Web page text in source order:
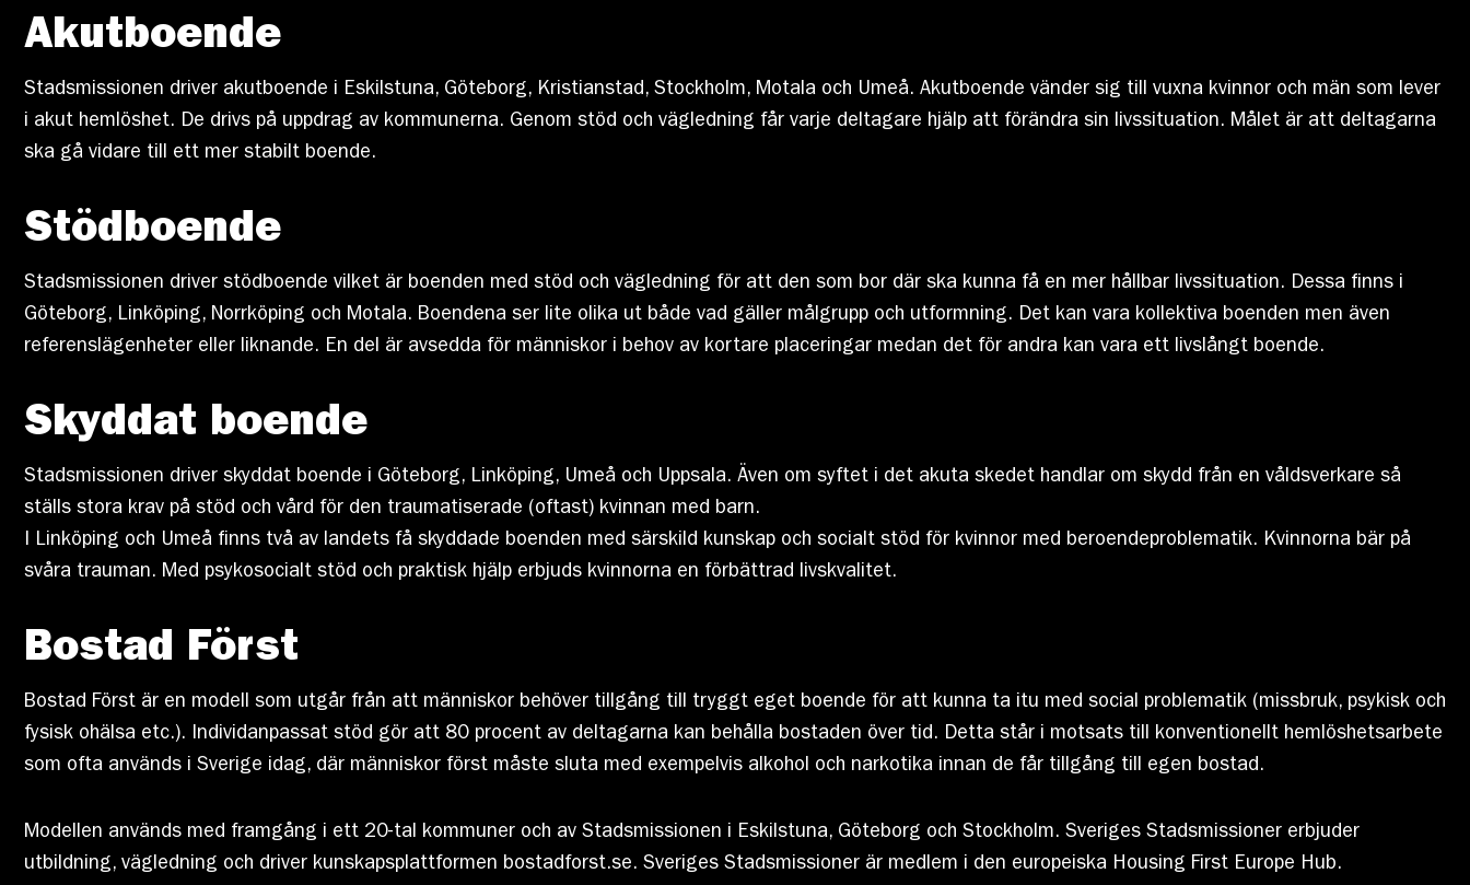
Akutboende
Stadsmissionen driver akutboende i Eskilstuna, Göteborg, Kristianstad, Stockholm, Motala och Umeå. Akutboende vänder sig till vuxna kvinnor och män som lever
i akut hemlöshet. De drivs på uppdrag av kommunerna. Genom stöd och vägledning får varje deltagare hjälp att förändra sin livssituation. Målet är att deltagarna
ska gå vidare till ett mer stabilt boende.
Stödboende
Stadsmissionen driver stödboende vilket är boenden med stöd och vägledning för att den som bor där ska kunna få en mer hållbar livssituation. Dessa finns i
Göteborg, Linköping, Norrköping och Motala. Boendena ser lite olika ut både vad gäller målgrupp och utformning. Det kan vara kollektiva boenden men även
referenslägenheter eller liknande. En del är avsedda för människor i behov av kortare placeringar medan det för andra kan vara ett livslångt boende.
Skyddat boende
Stadsmissionen driver skyddat boende i Göteborg, Linköping, Umeå och Uppsala. Även om syftet i det akuta skedet handlar om skydd från en våldsverkare så
ställs stora krav på stöd och vård för den traumatiserade (oftast) kvinnan med barn.
I Linköping och Umeå finns två av landets få skyddade boenden med särskild kunskap och socialt stöd för kvinnor med beroendeproblematik. Kvinnorna bär på
svåra trauman. Med psykosocialt stöd och praktisk hjälp erbjuds kvinnorna en förbättrad livskvalitet.
Bostad Först
Bostad Först är en modell som utgår från att människor behöver tillgång till tryggt eget boende för att kunna ta itu med social problematik (missbruk, psykisk och
fysisk ohälsa etc.). Individanpassat stöd gör att 80 procent av deltagarna kan behålla bostaden över tid. Detta står i motsats till konventionellt hemlöshetsarbete
som ofta används i Sverige idag, där människor först måste sluta med exempelvis alkohol och narkotika innan de får tillgång till egen bostad.
Modellen används med framgång i ett 20-tal kommuner och av Stadsmissionen i Eskilstuna, Göteborg och Stockholm. Sveriges Stadsmissioner erbjuder
utbildning, vägledning och driver kunskapsplattformen bostadforst.se. Sveriges Stadsmissioner är medlem i den europeiska Housing First Europe Hub.